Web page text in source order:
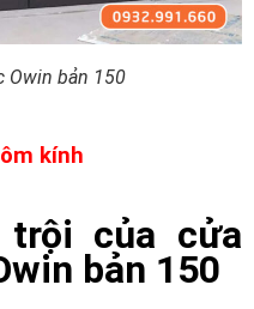
Owin bản 150
kính
của cửa
bản 150